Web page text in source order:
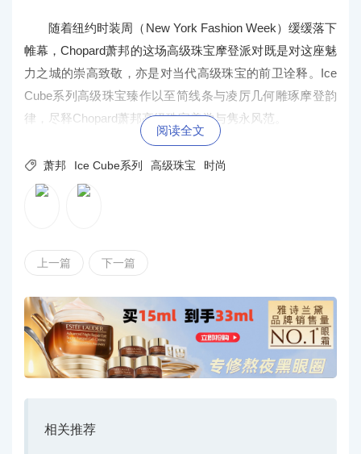
随着纽约时装周（New York Fashion Week）缓缓落下
帷幕，Chopard萧邦的这场高级珠宝摩登派对既是对这座魅
力之城的崇高致敬，亦是对当代高级珠宝的前卫诠释。Ice
Cube系列高级珠宝臻作以至简线条与凌厉几何雕琢摩登韵
律，尽释Chopard萧邦高级珠宝美学与隽永风范。
阅读全文
 萧邦 Ice Cube系列 高级珠宝 时尚
上一篇 下一篇
相关推荐